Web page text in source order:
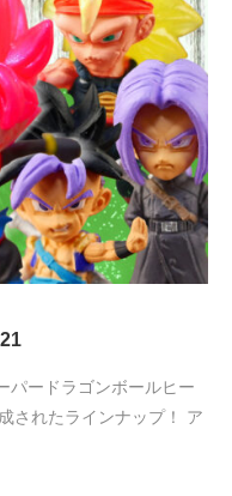
パードラゴンボールヒー
されたラインナップ！ ア